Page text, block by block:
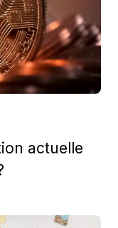
actuelle